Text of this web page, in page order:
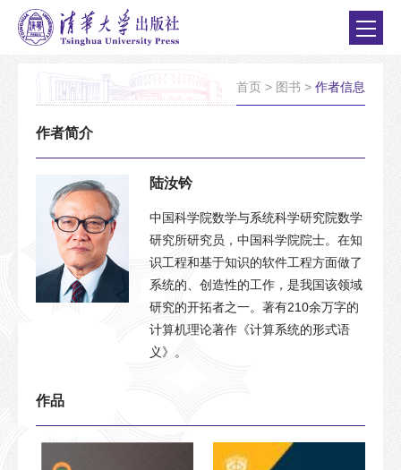
首页 > 图书 > 作者信息
作者简介
陆汝钤
中国科学院数学与系统科学研究院数学
研究所研究员，中国科学院院士。在知
识工程和基于知识的软件工程方面做了
系统的、创造性的工作，是我国该领域
研究的开拓者之一。著有210余万字的
计算机理论著作《计算系统的形式语
义》。
作品